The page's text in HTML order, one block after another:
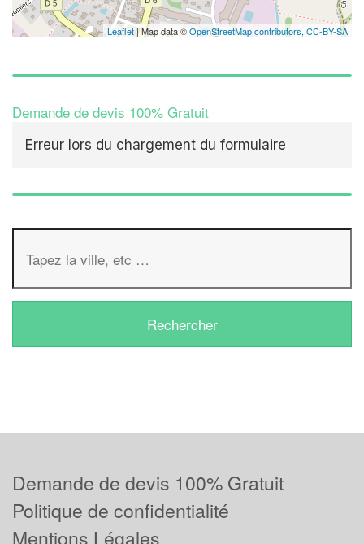
Leaflet| Map data ©OpenStreetMap contributors, CC-BY-SA
Demande de devis 100% Gratuit
Erreur lors du chargement du formulaire
Demande de devis 100% Gratuit
Politique de confidentialité
Mentions Légales